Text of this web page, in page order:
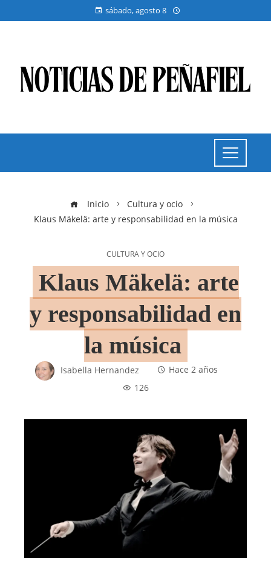
sábado, agosto 8
Inicio
Cultura y ocio
Klaus Mäkelä: arte y responsabilidad en la música
CULTURA Y OCIO
Klaus Mäkelä: arte
y responsabilidad en
la música
Isabella Hernandez
Hace 2 años
126